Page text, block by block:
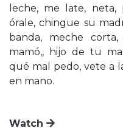
leche, me late, neta,
órale, chingue su
banda, meche
mamó,, hijo de tu
qué mal pedo, vete a
en mano.
Watch